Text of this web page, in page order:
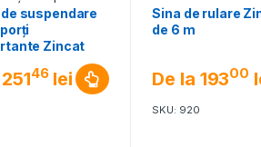
suspendare
Zincat
25146 lei
Sina de rulare
de 6 m
De la 19300
SKU: 920